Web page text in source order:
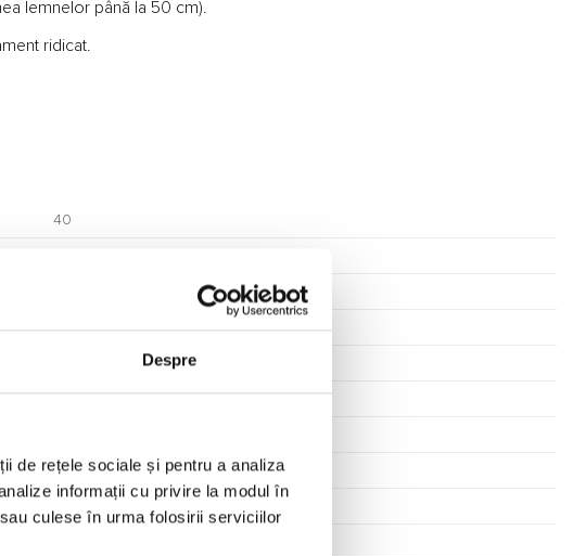
Despre
de rețele sociale și pentru a analiza
informații cu privire la modul în
culese în urma folosirii serviciilor
lemnelor până la 50 cm).
ridicat.
40
96
1235
925